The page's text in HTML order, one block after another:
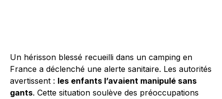
Un hérisson blessé recueilli dans un camping en
France a déclenché une alerte sanitaire. Les autorités
avertissent : les enfants l’avaient manipulé sans
gants. Cette situation soulève des préoccupations